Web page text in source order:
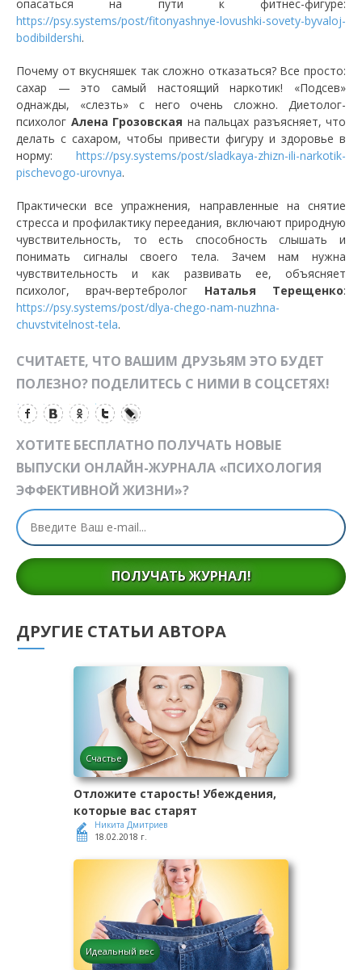
опасаться на пути к фитнес-фигуре:
https://psy.systems/post/fitonyashnye-lovushki-sovety-byvaloj-
bodibildershi.
Почему от вкусняшек так сложно отказаться? Все просто:
сахар — это самый настоящий наркотик! «Подсев»
однажды, «слезть» с него очень сложно. Диетолог-
психолог Алена Грозовская на пальцах разъясняет, что
делать с сахаром, чтобы привести фигуру и здоровье в
норму: https://psy.systems/post/sladkaya-zhizn-ili-narkotik-
pischevogo-urovnya.
Практически все упражнения, направленные на снятие
стресса и профилактику переедания, включают природную
чувствительность, то есть способность слышать и
понимать сигналы своего тела. Зачем нам нужна
чувствительность и как развивать ее, объясняет
психолог, врач-вертебролог Наталья Терещенко:
https://psy.systems/post/dlya-chego-nam-nuzhna-
chuvstvitelnost-tela.
СЧИТАЕТЕ, ЧТО ВАШИМ ДРУЗЬЯМ ЭТО БУДЕТ
ПОЛЕЗНО? ПОДЕЛИТЕСЬ С НИМИ В СОЦСЕТЯХ!
ХОТИТЕ БЕСПЛАТНО ПОЛУЧАТЬ НОВЫЕ
ВЫПУСКИ ОНЛАЙН-ЖУРНАЛА «ПСИХОЛОГИЯ
ЭФФЕКТИВНОЙ ЖИЗНИ»?
ПОЛУЧАТЬ ЖУРНАЛ!
ДРУГИЕ СТАТЬИ АВТОРА
Счастье
Отложите старость! Убеждения,
которые вас старят
Никита Дмитриев
18.02.2018 г.
Идеальный вес